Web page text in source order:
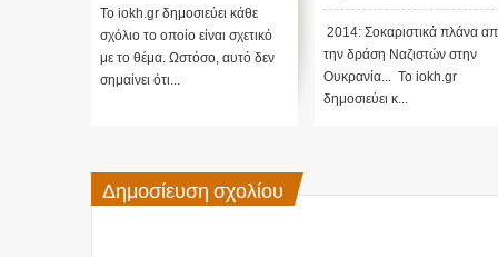
Το iokh.gr δημοσιεύει κάθε
σχόλιο το οποίο είναι σχετικό
με το θέμα. Ωστόσο, αυτό δεν
σημαίνει ότι...
2014: Σοκαριστικά πλάνα
την δράση Ναζιστών στην
Ουκρανία... Το iokh.gr
δημοσιεύει κ...
Δημοσίευση σχολίου